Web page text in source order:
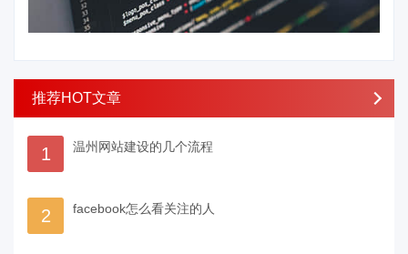
推荐HOT文章
1 温州网站建设的几个流程
2 facebook怎么看关注的人